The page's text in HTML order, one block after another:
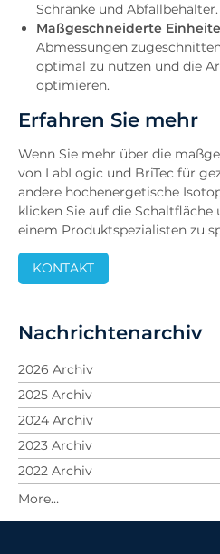
Schränke und Abfallbehälter.
Maßgeschneiderte
Abmessungen
optimal zu nutzen und die
optimieren.
Erfahren Sie mehr
Wenn Sie mehr über die
von LabLogic und BriTec für
andere hochenergetische
klicken Sie auf die
einem Produktspezialisten zu
KONTAKT
Nachrichtenarchiv
2026 Archiv
2025 Archiv
2024 Archiv
2023 Archiv
2022 Archiv
2021 Archiv
2020 Archiv